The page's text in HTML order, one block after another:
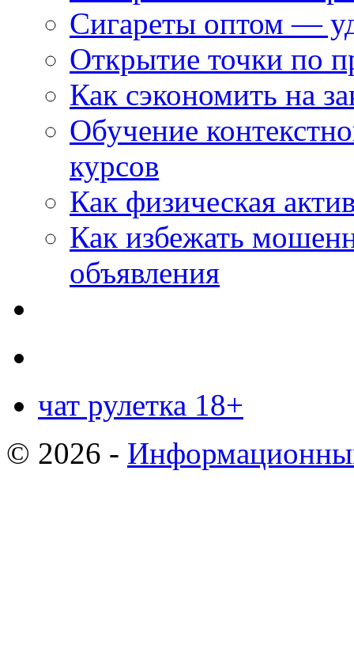
Сигареты оптом —
Открытие точки по
Как сэкономить на
Обучение
курсов
Как физическая
Как избежать
объявления
чат рулетка 18+
© 2026 -